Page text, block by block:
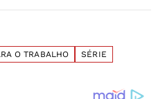
O TRABALHO SÉRIE